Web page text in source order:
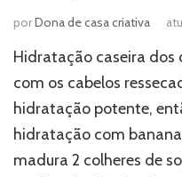
porDona de casa criativa
Hidratação caseira dos
com os cabelos
hidratação potente,
hidratação com
madura 2 colheres de